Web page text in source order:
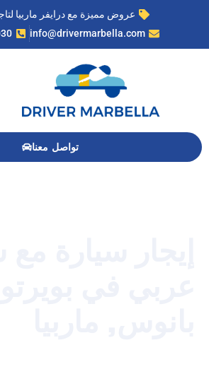
عروض مميزة مع درايفر ماربيا لتاجير
info@drivermarbella.com
تواصل معنا